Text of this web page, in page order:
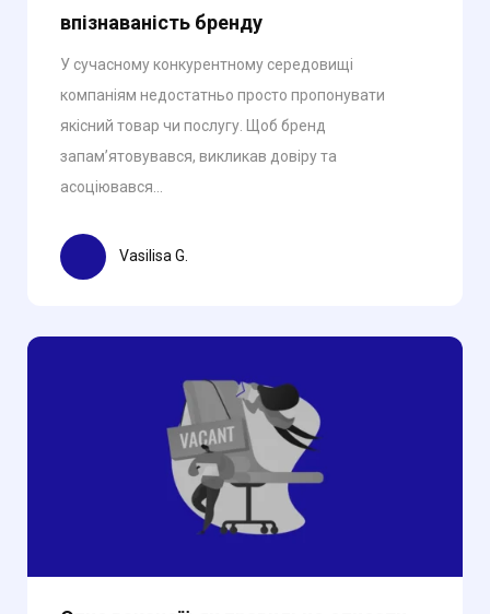
впізнаваність бренду
У сучасному конкурентному середовищі
компаніям недостатньо просто пропонувати
якісний товар чи послугу. Щоб бренд
запам’ятовувався, викликав довіру та
асоціювався...
Vasilisa G.